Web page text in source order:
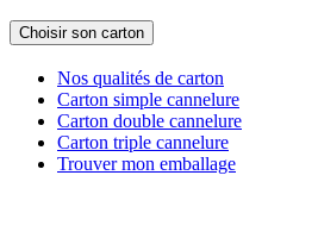
Choisir son carton
Nos qualités de carton
Carton simple cannelure
Carton double cannelure
Carton triple cannelure
Trouver mon emballage